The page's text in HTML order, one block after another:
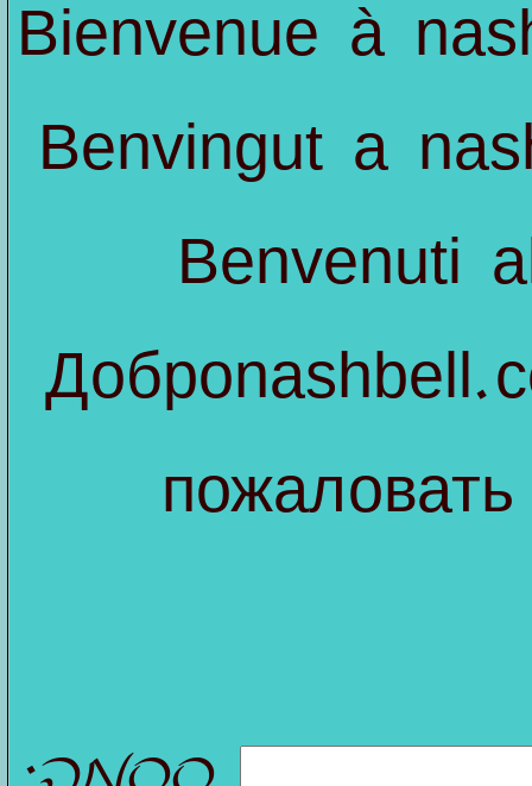
Bienvenue à
Benvingut a
Benvenuti a
Добро